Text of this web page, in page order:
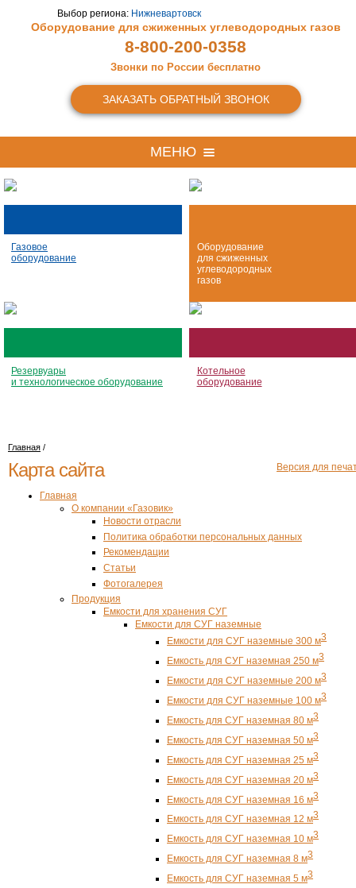
Выбор региона: Нижневартовск
Оборудование для сжиженных углеводородных газов
8-800-200-0358
Звонки по России бесплатно
ЗАКАЗАТЬ ОБРАТНЫЙ ЗВОНОК
МЕНЮ
Газовое
оборудование
Оборудование
для сжиженных
углеводородных
газов
Резервуары
и технологическое оборудование
Котельное
оборудование
Главная /
Версия для
Карта сайта
Главная
О компании «Газовик»
Новости отрасли
Политика обработки персональных данных
Рекомендации
Статьи
Фотогалерея
Продукция
Емкости для хранения СУГ
Емкости для СУГ наземные
Емкости для СУГ наземные 300 м3
Емкость для СУГ наземная 250 м3
Емкости для СУГ наземные 200 м3
Емкости для СУГ наземные 100 м3
Емкость для СУГ наземная 80 м3
Емкость для СУГ наземная 50 м3
Емкость для СУГ наземная 25 м3
Емкость для СУГ наземная 20 м3
Емкость для СУГ наземная 16 м3
Емкость для СУГ наземная 12 м3
Емкость для СУГ наземная 10 м3
Емкость для СУГ наземная 8 м3
Емкость для СУГ наземная 5 м3